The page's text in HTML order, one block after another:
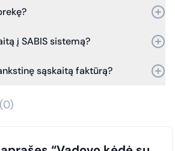
– vis tiek kreipkitės, ir mes
į SABIS sistemą?
visi viešosios įstaigos pirkimų
taikomas visiems pirkimams, siekiant
atitiktį teisės aktų nuostatoms.
sąskaitą faktūrą?
(0)